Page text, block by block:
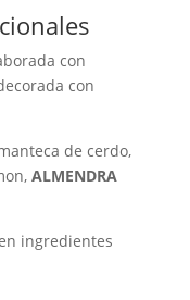
con
con
de cerdo,
ALMENDRA
ingredientes